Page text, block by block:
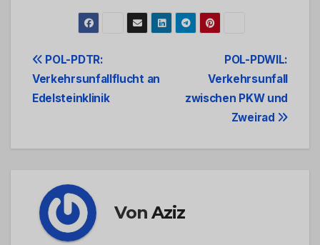
Beitrags-
Navigation
POL-PDWIL:
Verkehrsunfall
zwischen PKW und
Zweirad
POL-PDTR:
Verkehrsunfallflucht an
Edelsteinklinik
VonAziz